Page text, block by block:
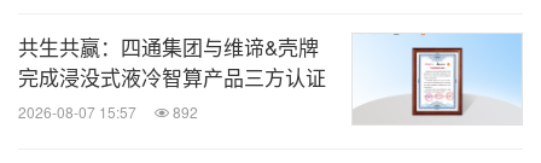
共生共赢：四通集团与维谛&壳牌
完成浸没式液冷智算产品三方认证
2026-08-07 15:57 892